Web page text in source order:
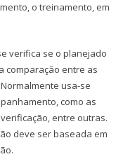
o treinamento, em
verifica se o planejado
comparação entre as
usa-se
como as
entre outras.
deve ser baseada em